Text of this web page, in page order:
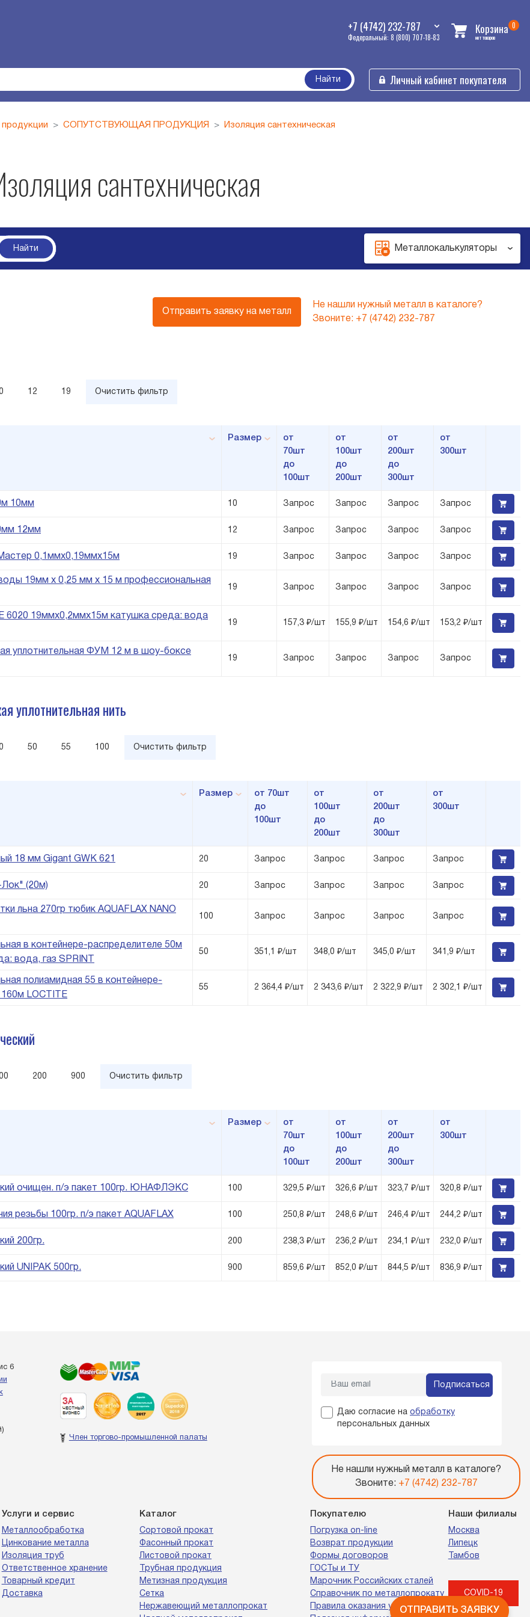
+7 (4742) 232-787
Федеральный: 8 (800) 707-18-83
Корзина 0
нет товаров
Найти Личный кабинет покупателя
продукции СОПУТСТВУЮЩАЯ ПРОДУКЦИЯ Изоляция сантехническая
сантехническая
Найти Металлокалькуляторы
Отправить заявку на металл
Не нашли нужный металл в каталоге?
Звоните: +7 (4742) 232-787
12 19 Очистить фильтр
Размер
от
70шт
до
100шт
от
100шт
до
200шт
от
200шт
до
300шт
от
300шт
10мм 10 Запрос Запрос Запрос Запрос
12мм 12 Запрос Запрос Запрос Запрос
0,1ммх0,19ммх15м 19 Запрос Запрос Запрос Запрос
19мм x 0,25 мм x 15 м профессиональная
19 Запрос Запрос Запрос Запрос
6020 19ммх0,2ммх15м катушка среда: вода
19 157,3 ₽/шт 155,9 ₽/шт 154,6 ₽/шт 153,2 ₽/шт
уплотнительная ФУМ 12 м в шоу-боксе
19 Запрос Запрос Запрос Запрос
уплотнительная нить
50 55 100 Очистить фильтр
Размер
от 70шт
до
100шт
от
100шт
до
200шт
от
200шт
до
300шт
от
300шт
18 мм Gigant GWK 621 20 Запрос Запрос Запрос Запрос
Лок" (20м) 20 Запрос Запрос Запрос Запрос
льна 270гр тюбик AQUAFLAX NANO
100 Запрос Запрос Запрос Запрос
в контейнере-распределителе 50м
вода, газ SPRINT
50 351,1 ₽/шт 348,0 ₽/шт 345,0 ₽/шт 341,9 ₽/шт
полиамидная 55 в контейнере-
160м LOCTITE
55 2 364,4 ₽/шт 2 343,6 ₽/шт 2 322,9 ₽/шт 2 302,1 ₽/шт
200 900 Очистить фильтр
Размер
от
70шт
до
100шт
от
100шт
до
200шт
от
200шт
до
300шт
от
300шт
очищен. п/э пакет 100гр. ЮНАФЛЭКС 100 329,5 ₽/шт 326,6 ₽/шт 323,7 ₽/шт 320,8 ₽/шт
резьбы 100гр. п/э пакет AQUAFLAX 100 250,8 ₽/шт 248,6 ₽/шт 246,4 ₽/шт 244,2 ₽/шт
200гр. 200 238,3 ₽/шт 236,2 ₽/шт 234,1 ₽/шт 232,0 ₽/шт
UNIPAK 500гр. 900 859,6 ₽/шт 852,0 ₽/шт 844,5 ₽/шт 836,9 ₽/шт
6
Услуги и сервис
Металлообработка
Цинкование металла
Изоляция труб
Ответственное хранение
Товарный кредит
Доставка
Каталог
Сортовой прокат
Фасонный прокат
Листовой прокат
Трубная продукция
Метизная продукция
Сетка
Нержавеющий металлопрокат
Покупателю
Погрузка on-line
Возврат продукции
Формы договоров
ГОСТы и ТУ
Марочник Российских сталей
Справочник по металлопрокату
Правила оказания услуг
Наши филиалы
Москва
Липецк
Тамбов
COVID-19
Подписаться
Даю согласие на обработку
персональных данных
Не нашли нужный металл в каталоге?
Звоните: +7 (4742) 232-787
Член торгово-промышленной палаты
ОТПРАВИТЬ ЗАЯВКУ